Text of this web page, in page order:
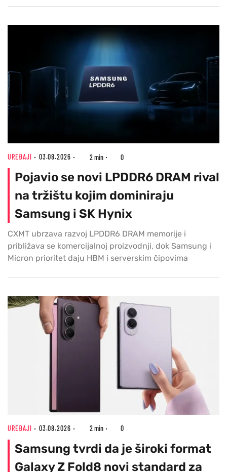
UREĐAJI 03.08.2026 2 min 0
Pojavio se novi LPDDR6 DRAM rival
na tržištu kojim dominiraju
Samsung i SK Hynix
CXMT ubrzava razvoj LPDDR6 DRAM memorije i
približava se komercijalnoj proizvodnji, dok Samsung i
Micron prioritet daju HBM i serverskim čipovima
UREĐAJI 03.08.2026 2 min 0
Samsung tvrdi da je široki format
Galaxy Z Fold8 novi standard za